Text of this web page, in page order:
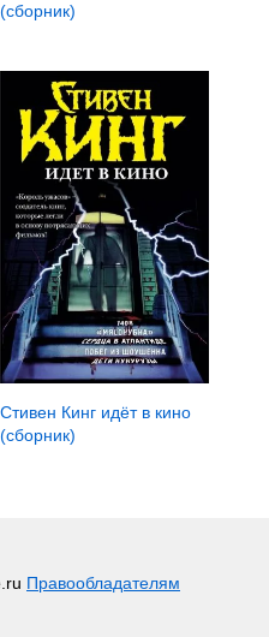
(сборник)
Стивен Кинг идёт в кино
(сборник)
Правообладателям